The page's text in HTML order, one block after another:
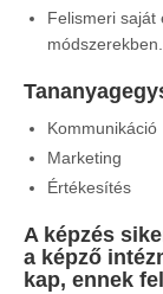
Felismeri saját
módszerekben.
Kommunikáció
Marketing
Értékesítés
A képzés
a képző
kap, ennek